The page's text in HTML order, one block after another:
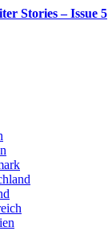
Stories – Issue 5